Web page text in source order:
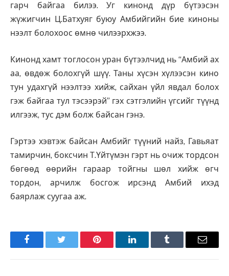
гарч байгаа билээ. Уг кинонд дүр бүтээсэн
жүжигчин Ц.Батхуяг буюу Амбийгийн бие киноны
нээлт болохоос өмнө чилээрхжээ.
Кинонд хамт тоглосон уран бүтээлчид нь “Амбий ах
аа, өвдөж болохгүй шүү. Таны хүсэн хүлээсэн кино
тун удахгүй нээлтээ хийж, сайхан үйл явдал болох
гэж байгаа тул тэсээрэй” гэх сэтгэлийн үгсийг түүнд
илгээж, тус дэм болж байсан гэнэ.
Гэртээ хэвтэж байсан Амбийг түүний найз, Гавьяат
тамирчин, боксчин Т.Үйтүмэн гэрт нь очиж тордсон
бөгөөд өөрийн гараар тойгны шөл хийж өгч
тордон, арчилж босгож ирсэнд Амбий ихэд
баярлаж суугаа аж.
FacebookTwitter Pinterest LinkedInTumblr Имэйл